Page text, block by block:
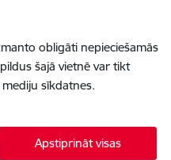
obligāti nepieciešamās
šajā vietnē var tikt
sīkdatnes.
Apstiprināt visas